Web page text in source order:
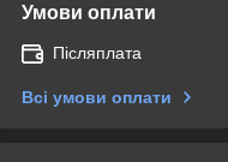
Умови оплати
Післяплата
Всі умови оплати